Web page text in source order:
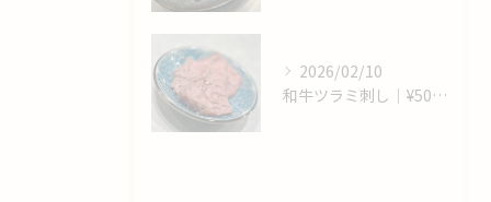
2026/02/10
和牛ツラミ刺し｜¥500｜期間限定